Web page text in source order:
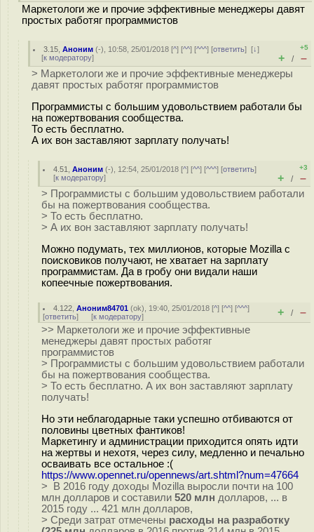
Маркетологи же и прочие эффективные менеджеры давят
простых работяг программистов
3.15 ,Аноним (-), 10:58, 25/01/2018 [^] [^^] [^^^] [ответить][↓]
[к модератору]
+5
+ / –
> Маркетологи же и прочие эффективные менеджеры
давят простых работяг программистов
Программисты с большим удовольствием работали бы
на пожертвования сообщества.
То есть бесплатно.
А их вон заставляют зарплату получать!
4.51 ,Аноним (-), 12:54, 25/01/2018 [^] [^^] [^^^] [ответить]
[к модератору]
+3
+ / –
> Программисты с большим удовольствием работали
бы на пожертвования сообщества.
> То есть бесплатно.
> А их вон заставляют зарплату получать!
Можно подумать, тех миллионов, которые Mozilla с
поисковиков получают, не хватает на зарплату
программистам. Да в гробу они видали наши
копеечные пожертвования.
4.122 ,Аноним84701 (ok), 19:40, 25/01/2018 [^] [^^] [^^^]
[ответить] [к модератору] + / –
>> Маркетологи же и прочие эффективные
менеджеры давят простых работяг
программистов
> Программисты с большим удовольствием работали
бы на пожертвования сообщества.
> То есть бесплатно. А их вон заставляют зарплату
получать!
Но эти неблагодарные таки успешно отбиваются от
половины цветных фантиков!
Маркетингу и администрации приходится опять идти
на жертвы и нехотя, через силу, медленно и печально
осваивать все остальное :(
https://www.opennet.ru/opennews/art.shtml?num=47664
> В 2016 году доходы Mozilla выросли почти на 100
млн долларов и составили 520 млн долларов, ... в
2015 году ... 421 млн долларов,
> Среди затрат отмечены расходы на разработку